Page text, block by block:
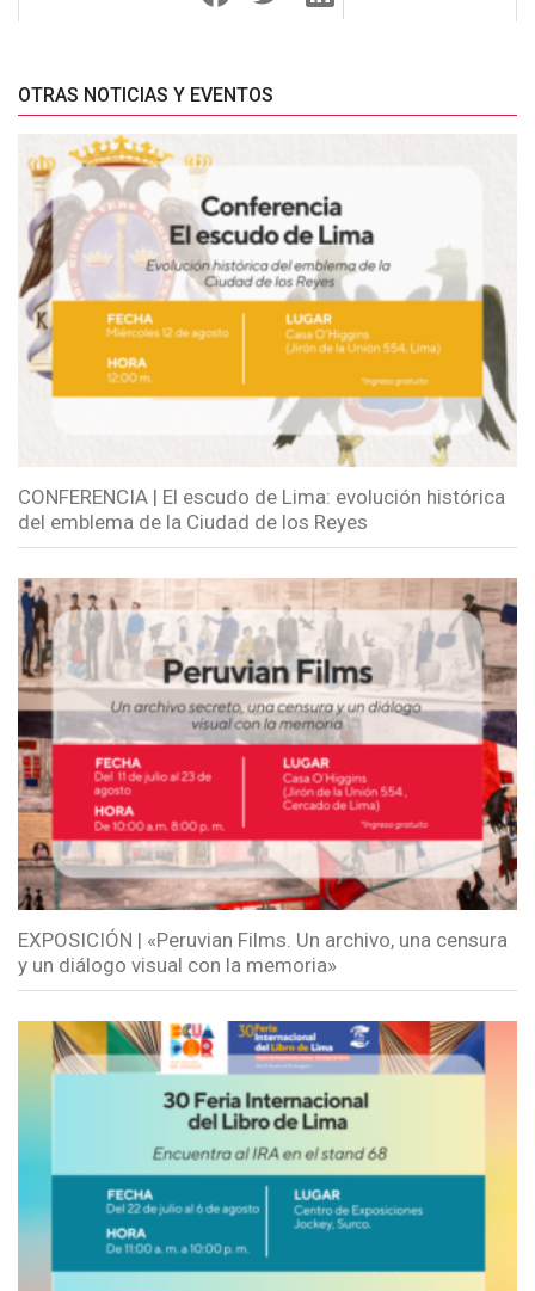
OTRAS NOTICIAS Y EVENTOS
CONFERENCIA | El escudo de Lima: evolución histórica
del emblema de la Ciudad de los Reyes
EXPOSICIÓN | «Peruvian Films. Un archivo, una censura
y un diálogo visual con la memoria»